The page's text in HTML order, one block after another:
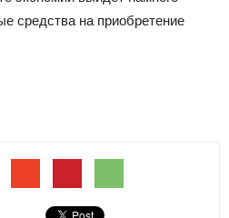
средства на приобретение